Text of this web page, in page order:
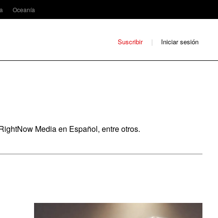
Oceanía
Suscribir Iniciar sesión
Media en Español, entre otros.